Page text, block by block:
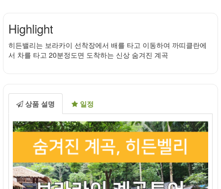
Highlight
히든밸리는 보라카이 선착장에서 배를 타고 이동하여 까띠클란에
서 차를 타고 20분정도면 도착하는 신상 숨겨진 계곡
상품 설명 일정